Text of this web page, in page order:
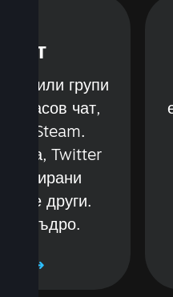
чат
или групи
гласов чат,
Steam.
Twitter
анимирани
още други.
ги мъдро.